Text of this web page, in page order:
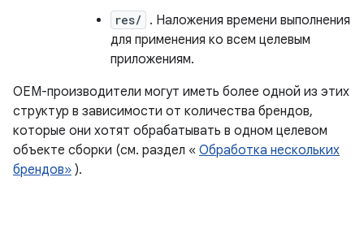
res/
. Наложения времени выполнения
для применения ко всем целевым
приложениям.
OEM-производители могут иметь более одной из этих
структур в зависимости от количества брендов,
которые они хотят обрабатывать в одном целевом
объекте сборки (см. раздел « Обработка нескольких
брендов» ).